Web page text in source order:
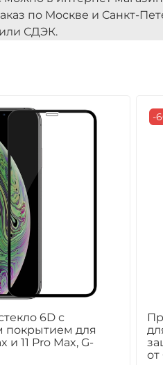
по Москве и Санкт-
СДЭК.
6D с
для
и 11 Pro Max, G-
-
от